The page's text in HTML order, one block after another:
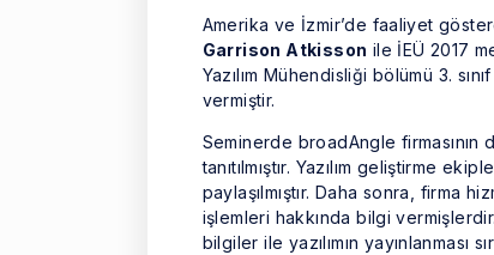
Amerika ve İzmir’de faaliyet
Garrison Atkisson ile İEÜ 2017
Yazılım Mühendisliği bölümü 3.
vermiştir.
Seminerde broadAngle
tanıtılmıştır. Yazılım geliştirme
paylaşılmıştır. Daha sonra, firma
işlemleri hakkında bilgi
bilgiler ile yazılımın yayınlanması